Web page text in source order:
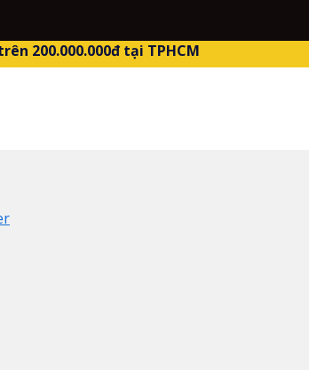
200.000.000đ tại TPHCM